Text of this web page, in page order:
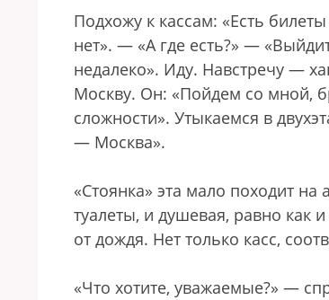
Подхожу к кассам: «Есть
нет». — «А где есть?» —
недалеко». Иду. Навстречу —
Москву. Он: «Пойдем со мной,
сложности». Утыкаемся в
— Москва».
«Стоянка» эта мало походит на
туалеты, и душевая, равно как
от дождя. Нет только касс,
«Что хотите, уважаемые?» —